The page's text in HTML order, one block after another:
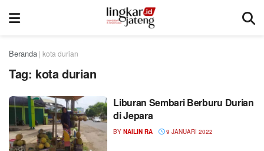
Beranda | kota durian
Tag: kota durian
Liburan Sembari Berburu Durian
di Jepara
BY NAILIN RA 9 JANUARI 2022